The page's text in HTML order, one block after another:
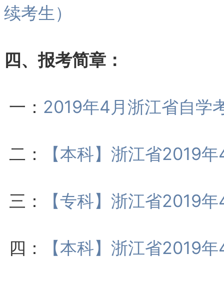
续考生）
四、报考简章：
一： 2019年4月浙江省自学
二： 【本科】浙江省2019
三： 【专科】浙江省2019
四： 【本科】浙江省2019